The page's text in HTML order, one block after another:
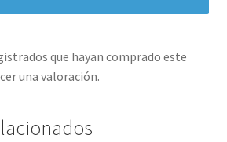
que hayan comprado este
una valoración.